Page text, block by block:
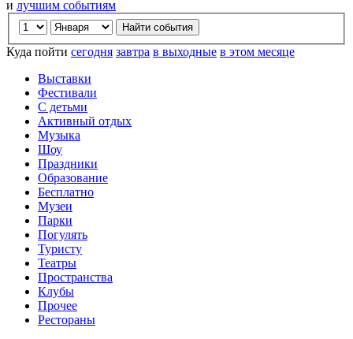
и лучшим событиям
Куда пойти сегодня завтра в выходные в этом месяце
Выставки
Фестивали
С детьми
Активный отдых
Музыка
Шоу
Праздники
Образование
Бесплатно
Музеи
Парки
Погулять
Туристу
Театры
Пространства
Клубы
Прочее
Рестораны